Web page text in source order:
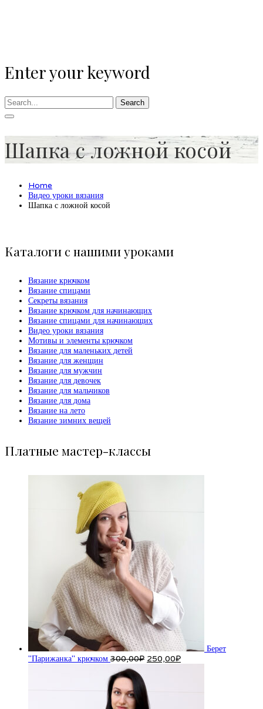
Enter your keyword
Search
Шапка с ложной косой
Home
Видео уроки вязания
Шапка с ложной косой
Каталоги с нашими уроками
Вязание крючком
Вязание спицами
Секреты вязания
Вязание крючком для начинающих
Вязание спицами для начинающих
Видео уроки вязания
Мотивы и элементы крючком
Вязание для маленьких детей
Вязание для женщин
Вязание для мужчин
Вязание для девочек
Вязание для мальчиков
Вязание для дома
Вязание на лето
Вязание зимних вещей
Платные мастер-классы
Берет
"Парижанка" крючком 300,00₽ Первоначальная
300,00₽.
250,00₽Текущая